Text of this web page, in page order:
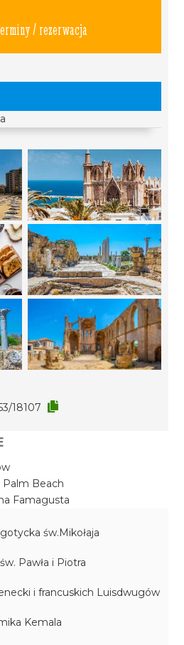
/ rezerwacja
18107
Palm Beach
Famagusta
św.Mikołaja
Pawła i Piotra
i francuskich Luisdwugów
Kemala